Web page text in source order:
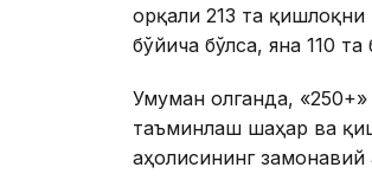
орқали 213 та
бўйича бўлса, яна 110
Умуман олганда,
таъминлаш шаҳар ва
аҳолисининг